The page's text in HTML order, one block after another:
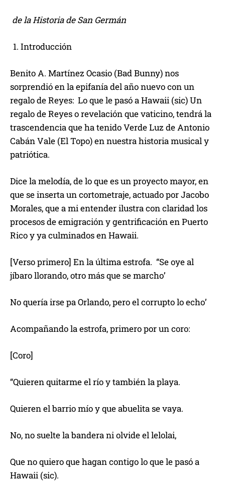
de la Historia de San Germán
Introducción
Benito A. Martínez Ocasio (Bad Bunny) nos
sorprendió en la epifanía del año nuevo con un
regalo de Reyes: Lo que le pasó a Hawaii (sic) Un
regalo de Reyes o revelación que vaticino, tendrá la
trascendencia que ha tenido Verde Luz de Antonio
Cabán Vale (El Topo) en nuestra historia musical y
patriótica.
Dice la melodía, de lo que es un proyecto mayor, en
que se inserta un cortometraje, actuado por Jacobo
Morales, que a mi entender ilustra con claridad los
procesos de emigración y gentrificación en Puerto
Rico y ya culminados en Hawaii.
[Verso primero] En la última estrofa. “Se oye al
jíbaro llorando, otro más que se marcho’
No quería irse pa Orlando, pero el corrupto lo echo’
Acompañando la estrofa, primero por un coro:
[Coro]
“Quieren quitarme el río y también la playa.
Quieren el barrio mío y que abuelita se vaya.
No, no suelte la bandera ni olvide el lelolai,
Que no quiero que hagan contigo lo que le pasó a
Hawaii (sic).